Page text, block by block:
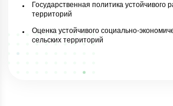
Государственная политика устойчивого
территорий
Оценка устойчивого социально-
сельских территорий